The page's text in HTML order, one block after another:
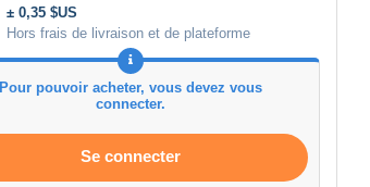
± 0,35 $US
Hors frais de livraison et de plateforme
Pour pouvoir acheter, vous devez vous
connecter.
Se connecter